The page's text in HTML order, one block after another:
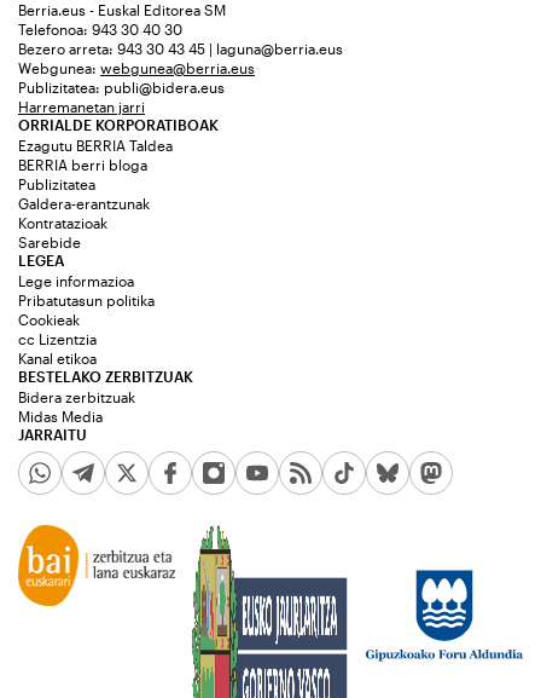
Berria.eus - Euskal Editorea SM
Telefonoa: 943 30 40 30
Bezero arreta: 943 30 43 45 | laguna@berria.eus
Webgunea: webgunea@berria.eus
Publizitatea: publi@bidera.eus
Harremanetan jarri
ORRIALDE KORPORATIBOAK
Ezagutu BERRIA Taldea
BERRIA berri bloga
Publizitatea
Galdera-erantzunak
Kontratazioak
Sarebide
JARRAITU
LEGEA
Lege informazioa
Pribatutasun politika
Cookieak
cc Lizentzia
Kanal etikoa
BESTELAKO ZERBITZUAK
Bidera zerbitzuak
Midas Media